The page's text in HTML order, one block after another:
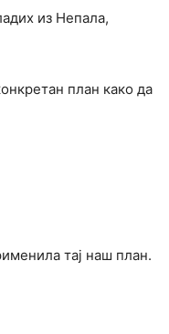
из Непала,
план како да
тај наш план.